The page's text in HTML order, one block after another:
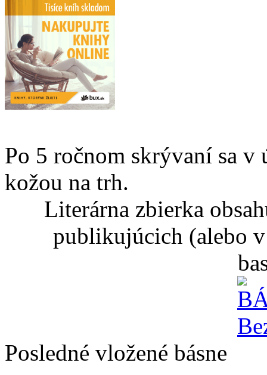
Po 5 ročnom skrývaní sa v
kožou na trh.
Literárna zbierka
publikujúcich (alebo
Posledné vložené básne